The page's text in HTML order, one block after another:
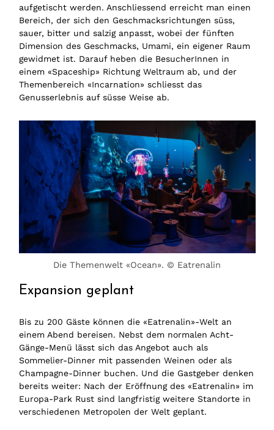
aufgetischt werden. Anschliessend erreicht man einen
Bereich, der sich den Geschmacksrichtungen süss,
sauer, bitter und salzig anpasst, wobei der fünften
Dimension des Geschmacks, Umami, ein eigener Raum
gewidmet ist. Darauf heben die BesucherInnen in
einem «Spaceship» Richtung Weltraum ab, und der
Themenbereich «Incarnation» schliesst das
Genusserlebnis auf süsse Weise ab.
Die Themenwelt «Ocean». © Eatrenalin
Expansion geplant
Bis zu 200 Gäste können die «Eatrenalin»-Welt an
einem Abend bereisen. Nebst dem normalen Acht-
Gänge-Menü lässt sich das Angebot auch als
Sommelier-Dinner mit passenden Weinen oder als
Champagne-Dinner buchen. Und die Gastgeber denken
bereits weiter: Nach der Eröffnung des «Eatrenalin» im
Europa-Park Rust sind langfristig weitere Standorte in
verschiedenen Metropolen der Welt geplant.